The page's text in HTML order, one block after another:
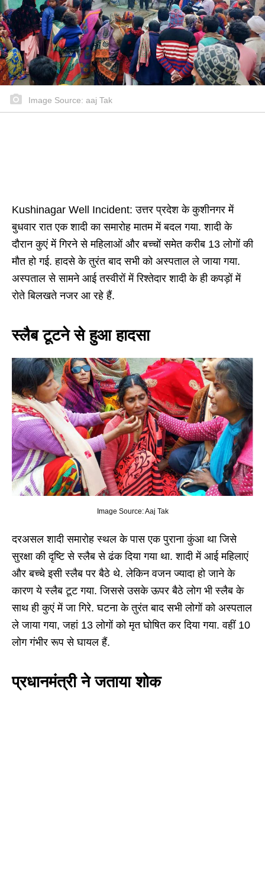
Image Source: aaj Tak
Kushinagar Well Incident: उत्तर प्रदेश के कुशीनगर में
बुधवार रात एक शादी का समारोह मातम में बदल गया. शादी के
दौरान कुएं में गिरने से महिलाओं और बच्चों समेत करीब 13 लोगों की
मौत हो गई. हादसे के तुरंत बाद सभी को अस्पताल ले जाया गया.
अस्पताल से सामने आई तस्वीरों में रिश्तेदार शादी के ही कपड़ों में
रोते बिलखते नजर आ रहे हैं.
स्लैब टूटने से हुआ हादसा
Image Source: Aaj Tak
दरअसल शादी समारोह स्थल के पास एक पुराना कुंआ था जिसे
सुरक्षा की दृष्टि से स्लैब से ढंक दिया गया था. शादी में आई महिलाएं
और बच्चे इसी स्लैब पर बैठे थे. लेकिन वजन ज्यादा हो जाने के
कारण ये स्लैब टूट गया. जिससे उसके ऊपर बैठे लोग भी स्लैब के
साथ ही कुएं में जा गिरे. घटना के तुरंत बाद सभी लोगों को अस्पताल
ले जाया गया, जहां 13 लोगों को मृत घोषित कर दिया गया. वहीं 10
लोग गंभीर रूप से घायल हैं.
प्रधानमंत्री ने जताया शोक